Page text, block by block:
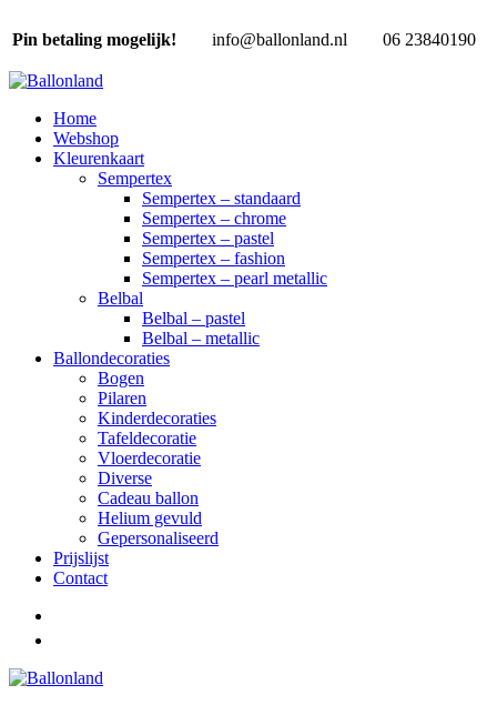
Pin betaling mogelijk! info@ballonland.nl 06 23840190
Home
Webshop
Kleurenkaart
Sempertex
Sempertex – standaard
Sempertex – chrome
Sempertex – pastel
Sempertex – fashion
Sempertex – pearl metallic
Belbal
Belbal – pastel
Belbal – metallic
Ballondecoraties
Bogen
Pilaren
Kinderdecoraties
Tafeldecoratie
Vloerdecoratie
Diverse
Cadeau ballon
Helium gevuld
Gepersonaliseerd
Prijslijst
Contact